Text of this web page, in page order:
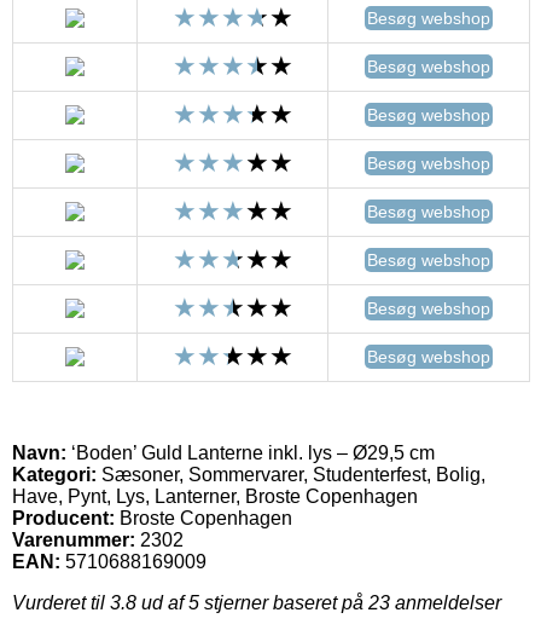
Besøg webshop
Besøg webshop
Besøg webshop
Besøg webshop
Besøg webshop
Besøg webshop
Besøg webshop
Besøg webshop
Navn: ‘Boden’ Guld Lanterne inkl. lys – Ø29,5 cm
Kategori: Sæsoner, Sommervarer, Studenterfest, Bolig,
Have, Pynt, Lys, Lanterner, Broste Copenhagen
Producent: Broste Copenhagen
Varenummer: 2302
EAN: 5710688169009
Vurderet til 3.8 ud af 5 stjerner baseret på 23 anmeldelser